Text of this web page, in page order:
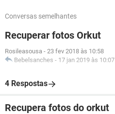
Conversas semelhantes
Recuperar fotos Orkut
Rosileasousa - 23 fev 2018 às 10:58
Bebelsanches - 17 jan 2019 às 10:07
4 Respostas
Recupera fotos do orkut